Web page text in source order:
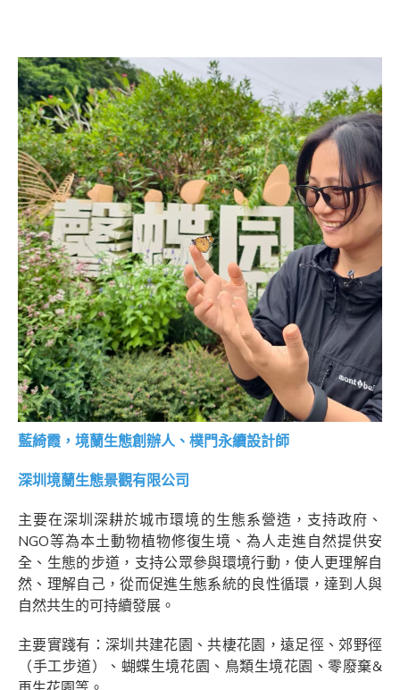
藍綺霞，境蘭生態創辦人、樸門永續設計師
深圳境蘭生態景觀有限公司
主要在深圳深耕於城市環境的生態系營造，支持政府、
NGO等為本土動物植物修復生境、為人走進自然提供安
全、生態的步道，支持公眾參與環境行動，使人更理解自
然、理解自己，從而促進生態系統的良性循環，達到人與
自然共生的可持續發展。
主要實踐有：深圳共建花園、共棲花園，遠足徑、郊野徑
（手工步道）、蝴蝶生境花園、鳥類生境花園、零廢棄&